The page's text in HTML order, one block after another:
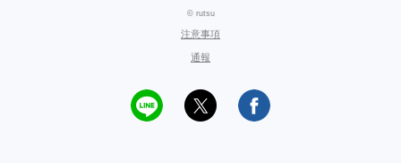
© rutsu
注意事項
通報